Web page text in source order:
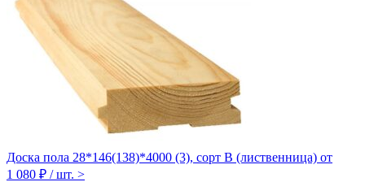
Доска пола 28*146(138)*4000 (3), сорт В (лиственница) от
1 080 ₽ / шт. >